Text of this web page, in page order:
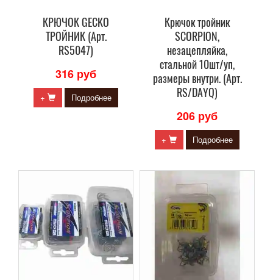
КРЮЧОК GECKO
ТРОЙНИК (Арт.
RS5047)
316 руб
+ Подробнее
Крючок тройник
SCORPION,
незацепляйка,
стальной 10шт/уп,
размеры внутри. (Арт.
RS/DAYQ)
206 руб
+ Подробнее